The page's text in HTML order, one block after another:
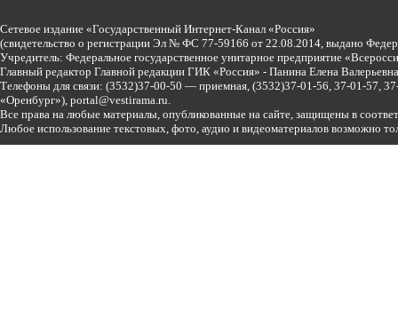
Сетевое издание «Государственный Интернет-Канал «Россия»
(свидетельство о регистрации Эл № ФС 77-59166 от 22.08.2014, выдано
Учредитель: Федеральное государственное унитарное предприятие
Главный редактор Главной редакции ГИК «Россия» - Панина Елена
Телефоны для связи: (3532)37-00-50 — приемная, (3532)37-01-56, 37-01-57,
«Оренбург»), portal@vestirama.ru.
Все права на любые материалы, опубликованные на сайте, защищены в
Любое использование текстовых, фото, аудио и видеоматериалов возможно